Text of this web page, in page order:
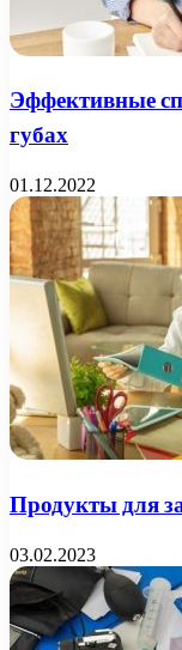
Эффективные
губах
01.12.2022
Продукты для
03.02.2023